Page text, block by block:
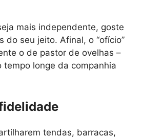
mais independente, goste
do seu jeito. Afinal, o “ofício”
o de pastor de ovelhas –
tempo longe da companhia
tendas, barracas,